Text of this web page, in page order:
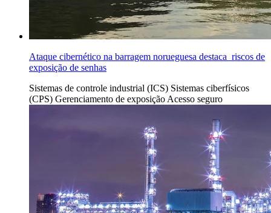
Ataque cibernético na barragem norueguesa destaca riscos de
exposição de senhas
Sistemas de controle industrial (ICS) Sistemas ciberfísicos
(CPS) Gerenciamento de exposição Acesso seguro